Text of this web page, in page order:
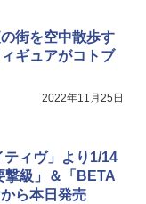
街を空中散歩す
ギュアがコトブ
2022年11月25日
ティヴ」より1/14
撃級」＆「BETA
ら本日発売